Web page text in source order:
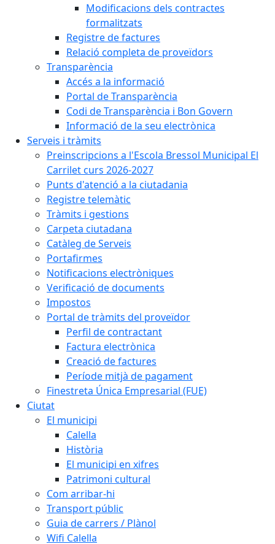
Modificacions dels contractes
formalitzats
Registre de factures
Relació completa de proveïdors
Transparència
Accés a la informació
Portal de Transparència
Codi de Transparència i Bon Govern
Informació de la seu electrònica
Serveis i tràmits
Preinscripcions a l'Escola Bressol Municipal El
Carrilet curs 2026-2027
Punts d'atenció a la ciutadania
Registre telemàtic
Tràmits i gestions
Carpeta ciutadana
Catàleg de Serveis
Portafirmes
Notificacions electròniques
Verificació de documents
Impostos
Portal de tràmits del proveïdor
Perfil de contractant
Factura electrònica
Creació de factures
Període mitjà de pagament
Finestreta Única Empresarial (FUE)
Ciutat
El municipi
Calella
Història
El municipi en xifres
Patrimoni cultural
Com arribar-hi
Transport públic
Guia de carrers / Plànol
Wifi Calella